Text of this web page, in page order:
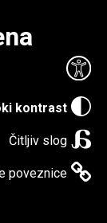
kontrast
Čitljiv slog
poveznice